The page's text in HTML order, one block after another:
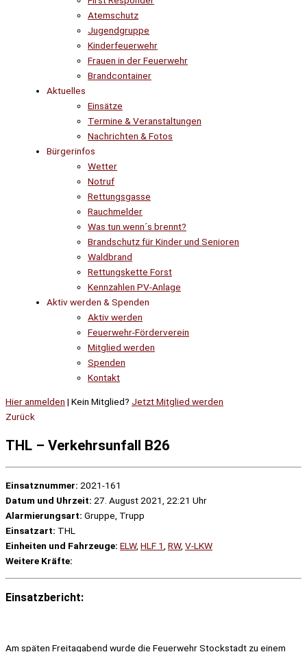
Atemschutz
Jugendgruppe
Kinderfeuerwehr
Frauen in der Feuerwehr
Brandcontainer
Aktuelles
Einsätze
Termine & Veranstaltungen
Nachrichten & Fotos
Bürgerinfos
Wetter
Notruf
Rettungsgasse
Rauchmelder
Was tun wenn´s brennt?
Brandschutz für Kinder und Senioren
Waldbrand
Rettungskette Forst
Kennzahlen PV-Anlage
Aktiv werden & Spenden
Aktiv werden
Feuerwehr-Förderverein
Mitglied werden
Spenden
Kontakt
Hier anmelden | Kein Mitglied? Jetzt Mitglied werden
Zurück
THL – Verkehrsunfall B26
Einsatznummer: 2021-161
Datum und Uhrzeit: 27. August 2021, 22:21 Uhr
Alarmierungsart: Gruppe, Trupp
Einsatzart: THL
Einheiten und Fahrzeuge: ELW, HLF 1 RW, V-LKW
Weitere Kräfte:
Einsatzbericht:
Am späten Freitagabend wurde die Feuerwehr Stockstadt zu einem